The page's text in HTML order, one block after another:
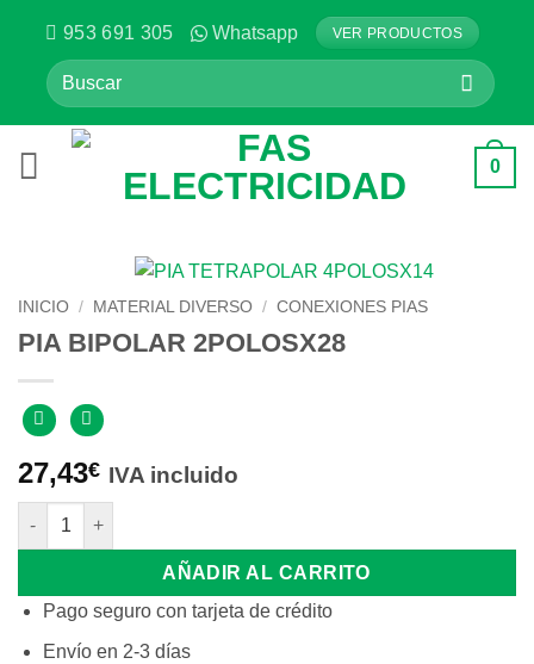
contenido
953 691 305 Whatsapp VER PRODUCTOS
Buscar
por:
0
INICIO / MATERIAL DIVERSO / CONEXIONES PIAS
PIA BIPOLAR 2POLOSX28
27,43€ IVA incluido
PIA BIPOLAR 2POLOSX28 cantidad
AÑADIR AL CARRITO
Pago seguro con tarjeta de crédito
Envío en 2-3 días